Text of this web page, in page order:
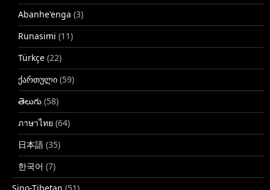
Abanhe'enga (3)
Runasimi (11)
Türkçe (22)
ქართული (59)
తెలుగు (58)
ภาษาไทย (64)
日本語 (35)
한국어 (7)